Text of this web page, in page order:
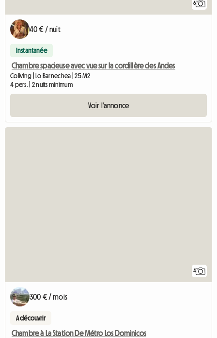
6
40 € / nuit
Instantanée
Chambre spacieuse avec vue sur la cordillère des Andes
Coliving | Lo Barnechea | 25 M2
4 pers. | 2 nuits minimum
Voir l'annonce
4
300 € / mois
A découvrir
Chambre à La Station De Métro Los Dominicos